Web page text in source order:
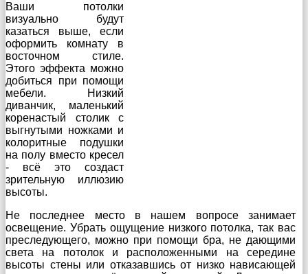
Ваши потолки
визуально будут
казаться выше, если
оформить комнату в
восточном стиле.
Этого эффекта можно
добиться при помощи
мебели. Низкий
диванчик, маленький
коренастый столик с
выгнутыми ножками и
колоритные подушки
на полу вместо кресел
- всё это создаст
зрительную иллюзию
высоты.
Не последнее место в нашем вопросе занимает
освещение. Убрать ощущение низкого потолка, так вас
преследующего, можно при помощи бра, не дающими
света на потолок и расположенными на середине
высоты стены или отказавшись от низко нависающей